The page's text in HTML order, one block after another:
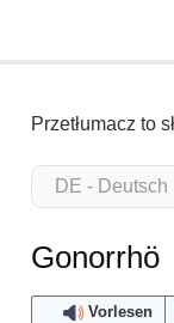
Przetłumacz to
Gonorrhö
Vorlesen